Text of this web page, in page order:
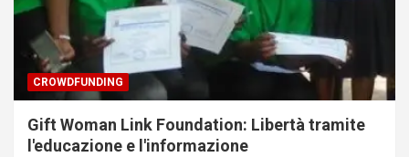
CROWDFUNDING
Gift Woman Link Foundation: Libertà tramite
l'educazione e l'informazione